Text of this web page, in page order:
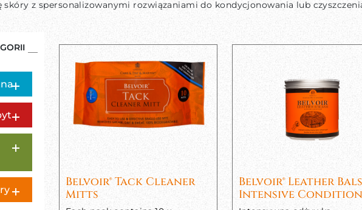
z spersonalizowanymi rozwiązaniami do kondycjonowania lub
Belvoir® Tack Cleaner
Mitts
Belvoir® Leather
Intensive